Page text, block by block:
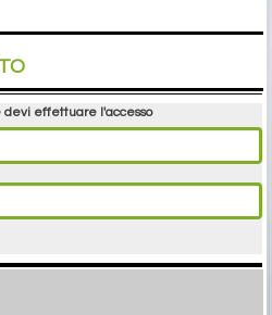
devi effettuare l'accesso